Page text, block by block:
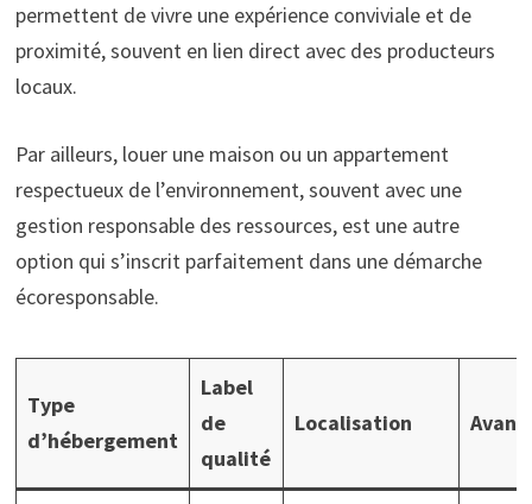
permettent de vivre une expérience conviviale et de
proximité, souvent en lien direct avec des producteurs
locaux.
Par ailleurs, louer une maison ou un appartement
respectueux de l’environnement, souvent avec une
gestion responsable des ressources, est une autre
option qui s’inscrit parfaitement dans une démarche
écoresponsable.
Type
d’hébergement
Label
de
qualité
Localisation